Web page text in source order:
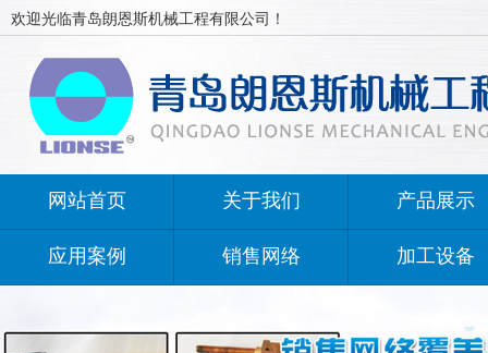
欢迎光临青岛朗恩斯机械工程有限公司！
网站首页 关于我们 产品展示
应用案例 销售网络 加工设备